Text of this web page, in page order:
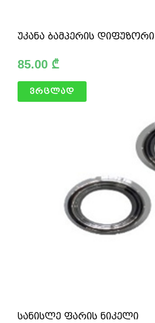
უკანა ბამპერის დიფუზორი
85.00 ₾
ვრცლად
სანისლე ფარის ნიკელი